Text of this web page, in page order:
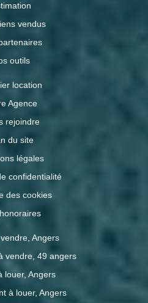
vendus
outils
location
Agence
rejoindre
du site
légales
confidentialité
des cookies
Angers
vendre, 49 angers
louer, Angers
à louer, Angers